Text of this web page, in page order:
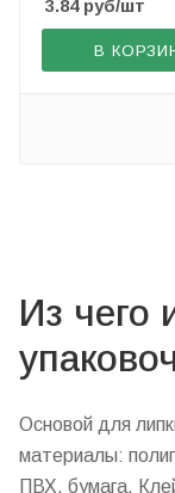
3.84руб/шт
В
Из чего
Основой для
материалы:
ПВХ, бумага.